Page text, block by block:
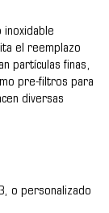
el reemplazo
partículas finas,
pre-filtros para
diversas
o personalizado